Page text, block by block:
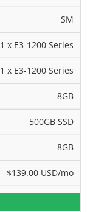
SM
1 x E3-1200 Series
1 x E3-1200 Series
8GB
500GB SSD
8GB
$139.00 USD/mo